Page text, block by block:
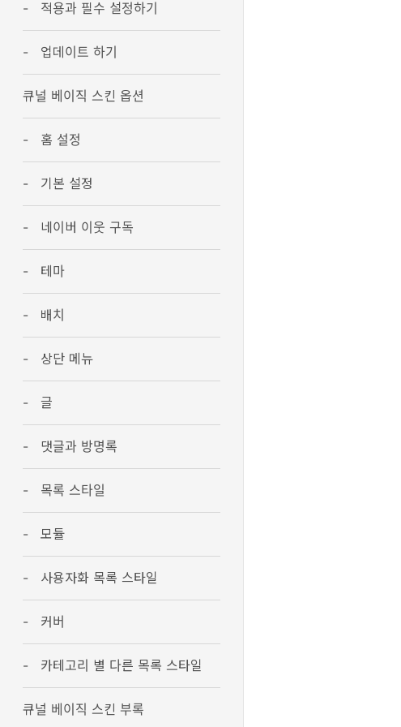
적용과 필수 설정하기
업데이트 하기
큐널 베이직 스킨 옵션
홈 설정
기본 설정
네이버 이웃 구독
테마
배치
상단 메뉴
글
댓글과 방명록
목록 스타일
모듈
사용자화 목록 스타일
커버
카테고리 별 다른 목록 스타일
큐널 베이직 스킨 부록